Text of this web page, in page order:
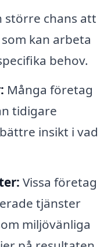
större chans att
kan arbeta
behov.
Många företag
tidigare
insikt i vad
Vissa företag
tjänster
miljövänliga